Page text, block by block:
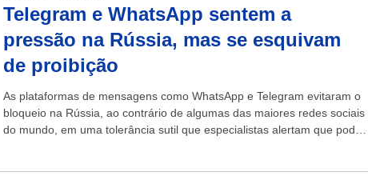
Telegram e WhatsApp sentem a
pressão na Rússia, mas se esquivam
de proibição
As plataformas de mensagens como WhatsApp e Telegram evitaram o
bloqueio na Rússia, ao contrário de algumas das maiores redes sociais
do mundo, em uma tolerância sutil que especialistas alertam que pode